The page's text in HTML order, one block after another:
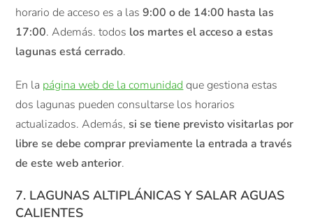
horario de acceso es a las9:00 o de 14:00 hasta las
17:00. Además. todos los martes el acceso a estas
lagunas está cerrado.
En la página web de la comunidad que gestiona estas
dos lagunas pueden consultarse los horarios
actualizados. Además,si se tiene previsto visitarlas por
libre se debe comprar previamente la entrada a través
de este web anterior.
7. LAGUNAS ALTIPLÁNICAS Y SALAR AGUAS
CALIENTES